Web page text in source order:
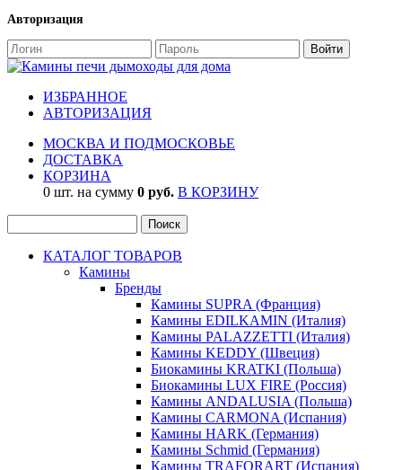
Авторизация
ИЗБРАННОЕ
АВТОРИЗАЦИЯ
МОСКВА И ПОДМОСКОВЬЕ
ДОСТАВКА
КОРЗИНА
0 шт. на сумму 0 руб. В КОРЗИНУ
КАТАЛОГ ТОВАРОВ
Камины
Бренды
Камины SUPRA (Франция)
Камины EDILKAMIN (Италия)
Камины PALAZZETTI (Италия)
Камины KEDDY (Швеция)
Биокамины KRATKI (Польша)
Биокамины LUX FIRE (Россия)
Камины ANDALUSIA (Польша)
Камины CARMONA (Испания)
Камины HARK (Германия)
Камины Schmid (Германия)
Камины TRAFORART (Испания)